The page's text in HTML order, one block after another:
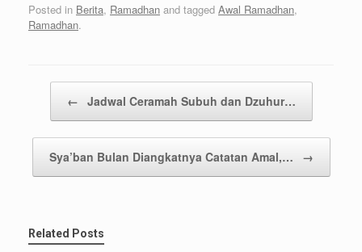
Posted in Berita, Ramadhan and tagged Awal Ramadhan,
Ramadhan.
← Jadwal Ceramah Subuh dan Dzuhur…
Sya’ban Bulan Diangkatnya Catatan Amal,… →
Related Posts